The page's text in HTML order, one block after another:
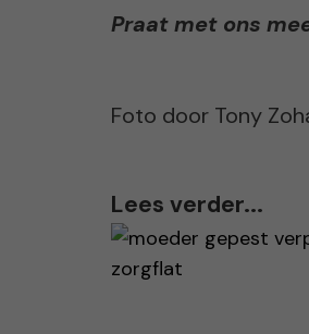
Praat met ons
Foto door Tony
Lees verder...